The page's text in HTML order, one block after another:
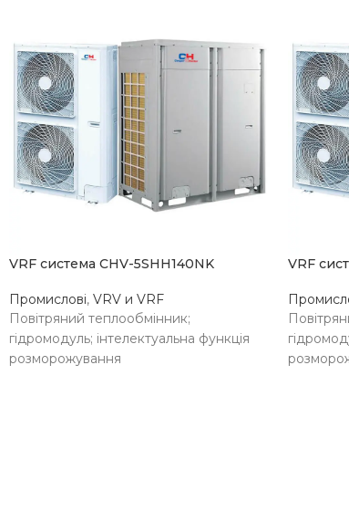
VRF система CHV-5SHH140NK
Промислові, VRV и VRF
Повітряний теплообмінник;
гідромодуль; інтелектуальна функція
розморожування
VRF